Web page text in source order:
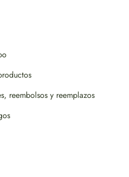
reembolsos y reemplazos